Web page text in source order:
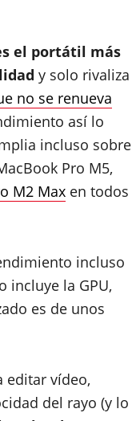
el portátil más
y solo rivaliza
no se renueva
así lo
incluso sobre
Pro M5,
M2 Max en todos
incluso
incluye la GPU,
es de unos
editar vídeo,
del rayo (y lo